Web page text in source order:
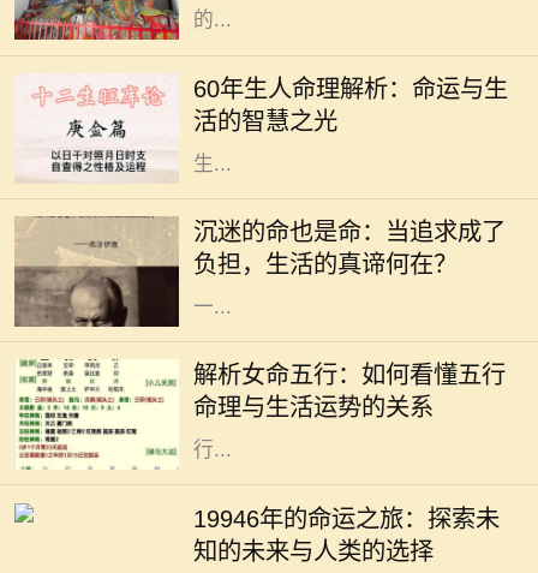
的...
60年生人命理解析：命运与生
活的智慧之光
在中国传统文化中，命理学是一门博
大精深的学问。对于1960年出生的
人，俗称“60年生人”，他们的命理特
征，往往吸引着众多人的关注。根据
生...
沉迷的命也是命：当追求成了
负担，生活的真谛何在？
在这个快速发展的社会中，许多人为
了追求自己的兴趣与爱好，甚至是事
业，不惜陷入沉迷的状态。沉迷看似
是对某件事的热爱，但当热爱演变为
一...
解析女命五行：如何看懂五行
命理与生活运势的关系
在中国传统命理学中，五行是理解命
运的重要工具。五行分别为金、木、
水、火、土，它们相互生克，影响着
每个人的命运。特别是女性命理，五
行...
19946年的命运之旅：探索未
知的未来与人类的选择
19946年的命运之旅：探索未知的未
来与人类的选择 19946年，这一年在
人类历史的长河中似乎显得异常遥
远。若我们从今日的视角向未来展